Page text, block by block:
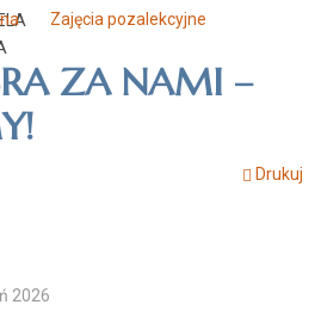
Zajęcia pozalekcyjne
ZA NAMI –
Drukuj
2026